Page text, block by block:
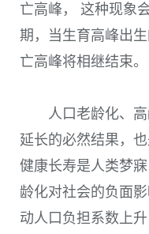
亡高峰， 这种现象
期，当生育高峰出
亡高峰将相继结束。
人口老龄化、
延长的必然结果，
健康长寿是人类梦
龄化对社会的负面
动人口负担系数上